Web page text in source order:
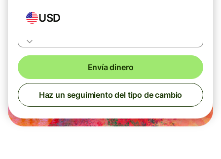
USD
Envía dinero
Haz un seguimiento del tipo de cambio